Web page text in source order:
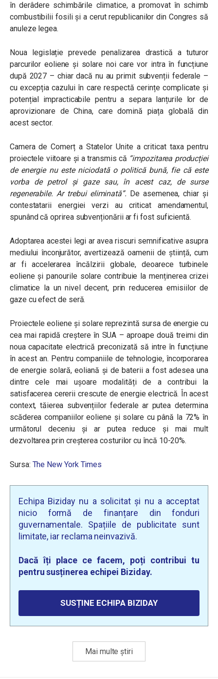
în derâdere schimbările climatice, a promovat în schimb
combustibilii fosili și a cerut republicanilor din Congres să
anuleze legea.
Noua legislație prevede penalizarea drastică a tuturor
parcurilor eoliene și solare noi care vor intra în funcțiune
după 2027 – chiar dacă nu au primit subvenții federale –
cu excepția cazului în care respectă cerințe complicate și
potențial impracticabile pentru a separa lanțurile lor de
aprovizionare de China, care domină piața globală din
acest sector.
Camera de Comerț a Statelor Unite a criticat taxa pentru
proiectele viitoare și a transmis că “impozitarea producției
de energie nu este niciodată o politică bună, fie că este
vorba de petrol și gaze sau, în acest caz, de surse
regenerabile. Ar trebui eliminată”. De asemenea, chiar și
contestatarii energiei verzi au criticat amendamentul,
spunând că oprirea subvenționării ar fi fost suficientă.
Adoptarea acestei legi ar avea riscuri semnificative asupra
mediului înconjurător, avertizează oamenii de știință, cum
ar fi accelerarea încălzirii globale, deoarece turbinele
eoliene și panourile solare contribuie la menținerea crizei
climatice la un nivel decent, prin reducerea emisiilor de
gaze cu efect de seră.
Proiectele eoliene și solare reprezintă sursa de energie cu
cea mai rapidă creștere în SUA – aproape două treimi din
noua capacitate electrică preconizată să intre în funcțiune
în acest an. Pentru companiile de tehnologie, încorporarea
de energie solară, eoliană și de baterii a fost adesea una
dintre cele mai ușoare modalități de a contribui la
satisfacerea cererii crescute de energie electrică. În acest
context, tăierea subvențiilor federale ar putea determina
scăderea companiilor eoliene și solare cu până la 72% în
următorul deceniu și ar putea reduce și mai mult
dezvoltarea prin creșterea costurilor cu încă 10-20%.
Sursa: The New York Times
Echipa Biziday nu a solicitat și nu a acceptat
nicio formă de finanțare din fonduri
guvernamentale. Spațiile de publicitate sunt
limitate, iar reclama neinvazivă.
Dacă îți place ce facem, poți contribui tu
pentru susținerea echipei Biziday.
SUSȚINE ECHIPA BIZIDAY
Mai multe știri